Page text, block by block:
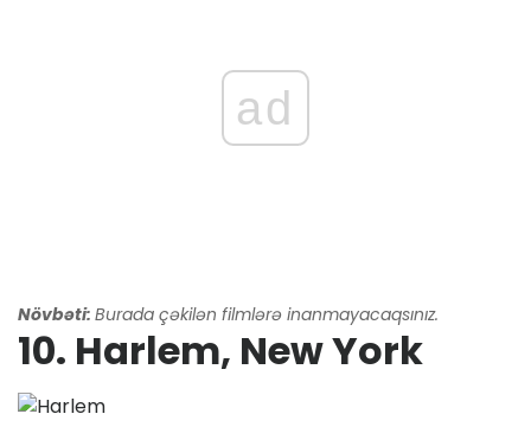
ad
Növbəti: Burada çəkilən filmlərə inanmayacaqsınız.
10. Harlem, New York